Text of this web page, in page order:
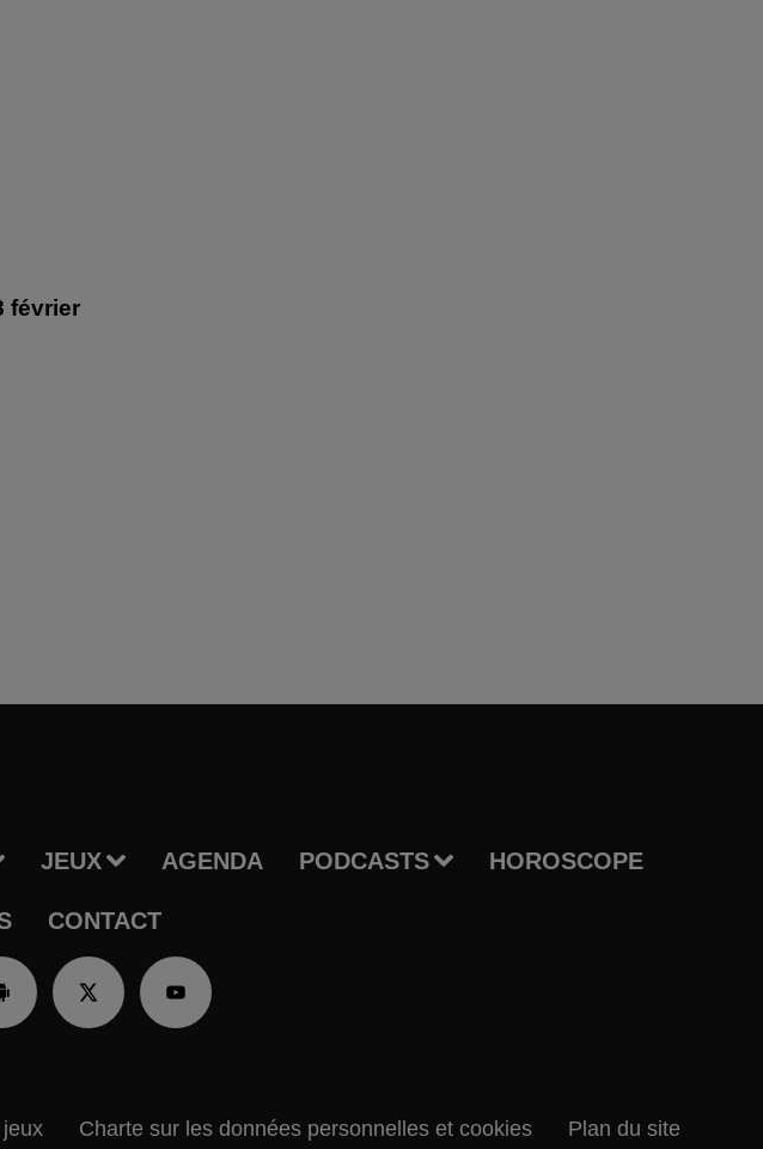
février
JEUX AGENDA PODCASTS HOROSCOPE
CONTACT
Charte sur les données personnelles et cookies Plan du site